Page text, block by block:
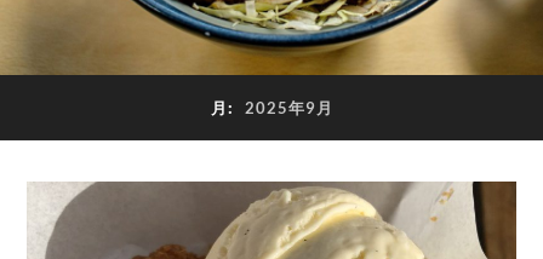
月: 2025年9月